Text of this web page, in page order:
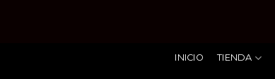
INICIO TIENDA